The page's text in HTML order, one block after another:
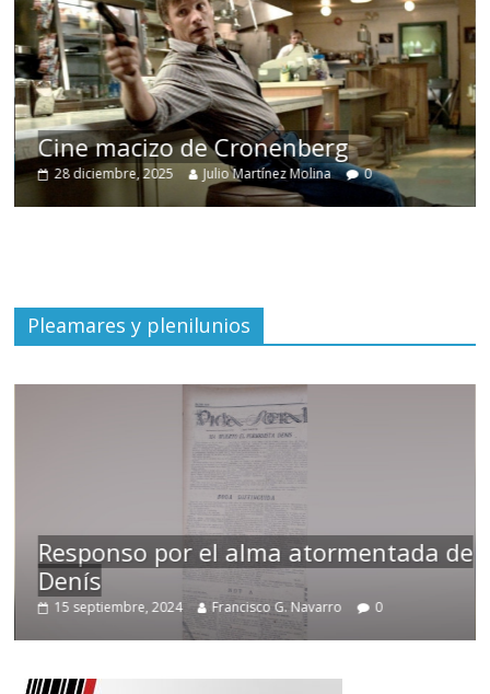
Cine macizo de Cronenberg
28 diciembre, 2025 Julio Martínez Molina 0
Pleamares y plenilunios
Responso por el alma atormentada de
Denís
15 septiembre, 2024 Francisco G. Navarro 0